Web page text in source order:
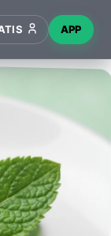
APP